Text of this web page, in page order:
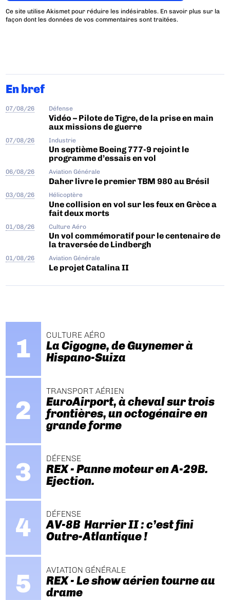
Ce site utilise Akismet pour réduire les indésirables. En savoir plus sur la
façon dont les données de vos commentaires sont traitées.
En bref
07/08/26 Défense
Vidéo – Pilote de Tigre, de la prise en main
aux missions de guerre
07/08/26 Industrie
Un septième Boeing 777-9 rejoint le
programme d’essais en vol
06/08/26 Aviation Générale
Daher livre le premier TBM 980 au Brésil
03/08/26 Hélicoptère
Une collision en vol sur les feux en Grèce a
fait deux morts
01/08/26 Culture Aéro
Un vol commémoratif pour le centenaire de
la traversée de Lindbergh
01/08/26 Aviation Générale
Le projet Catalina II
CULTURE AÉRO
La Cigogne, de Guynemer à
Hispano-Suiza
TRANSPORT AÉRIEN
EuroAirport, à cheval sur trois
frontières, un octogénaire en
grande forme
DÉFENSE
REX - Panne moteur en A-29B.
Ejection.
DÉFENSE
AV-8B Harrier II : c’est fini
Outre-Atlantique !
AVIATION GÉNÉRALE
REX - Le show aérien tourne au
drame